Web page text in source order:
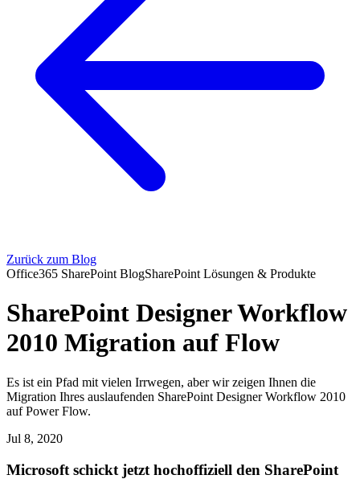
Zurück zum Blog
Office365 SharePoint BlogSharePoint Lösungen & Produkte
SharePoint Designer Workflow
2010 Migration auf Flow
Es ist ein Pfad mit vielen Irrwegen, aber wir zeigen Ihnen die
Migration Ihres auslaufenden SharePoint Designer Workflow 2010
auf Power Flow.
Jul 8, 2020
Microsoft schickt jetzt hochoffiziell den SharePoint